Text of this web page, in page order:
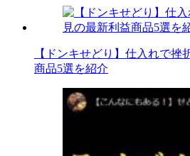
【ドンキせどり】仕入れで挫
商品5選を紹介